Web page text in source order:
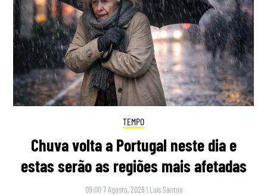
TEMPO
Chuva volta a Portugal neste dia e
estas serão as regiões mais afetadas
09:00 7 Agosto, 2026 | Luís Santos